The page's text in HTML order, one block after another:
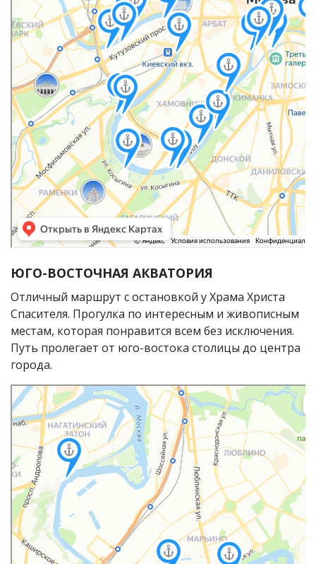
ЮГО-ВОСТОЧНАЯ АКВАТОРИЯ
Отличный маршрут с остановкой у Храма Христа
Спасителя. Прогулка по интересным и живописным
местам, которая понравится всем без исключения.
Путь пролегает от юго-востока столицы до центра
города.
Москва
Яндекс Карты — транспорт, навигация, поиск мест